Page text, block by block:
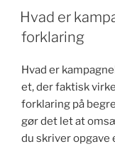
Hvad er
forklaring
Hvad er
et, der faktisk
forklaring på
gør det let at
du skriver opgave